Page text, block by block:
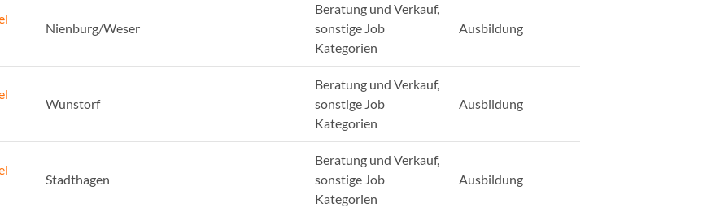
Nienburg/Weser
Beratung und Verkauf,
sonstige Job
Kategorien
Ausbildung
Wunstorf
Beratung und Verkauf,
sonstige Job
Kategorien
Ausbildung
Stadthagen
Beratung und Verkauf,
sonstige Job
Kategorien
Ausbildung